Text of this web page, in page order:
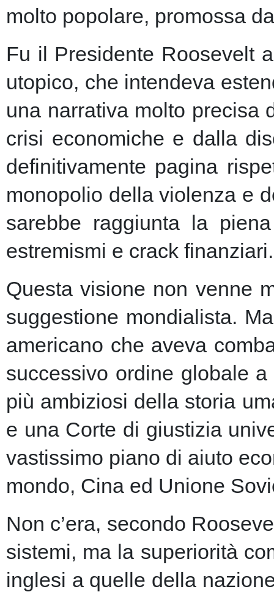
molto popolare, promossa
Fu il Presidente Roosevelt
utopico, che intendeva
una narrativa molto precisa
crisi economiche e dalla
definitivamente pagina
monopolio della violenza e
sarebbe raggiunta la
estremismi e crack finanziari.
Questa visione non venne
suggestione mondialista.
americano che aveva
successivo ordine globale
più ambiziosi della storia
e una Corte di giustizia
vastissimo piano di aiuto
mondo, Cina ed Unione
Non c’era, secondo
sistemi, ma la superiorità
inglesi a quelle della